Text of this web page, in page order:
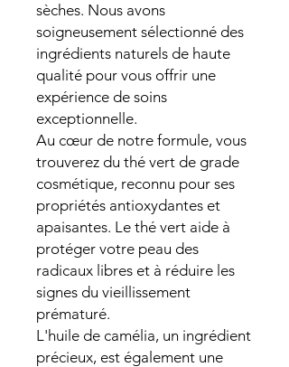
sèches. Nous avons
soigneusement sélectionné des
ingrédients naturels de haute
qualité pour vous offrir une
expérience de soins
exceptionnelle.
Au cœur de notre formule, vous
trouverez du thé vert de grade
cosmétique, reconnu pour ses
propriétés antioxydantes et
apaisantes. Le thé vert aide à
protéger votre peau des
radicaux libres et à réduire les
signes du vieillissement
prématuré.
L'huile de camélia, un ingrédient
précieux, est également une